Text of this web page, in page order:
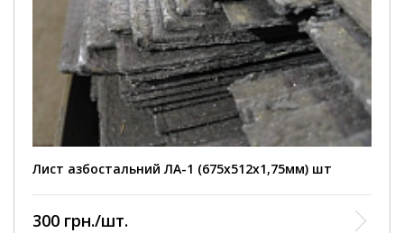
Лист азбостальний ЛА-1 (675х512х1,75мм) шт
300 грн./шт.